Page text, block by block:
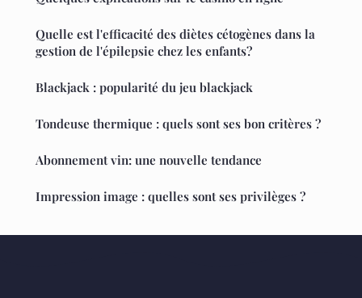
Quelle est l'efficacité des diètes cétogènes dans la
gestion de l'épilepsie chez les enfants?
Blackjack : popularité du jeu blackjack
Tondeuse thermique : quels sont ses bon critères ?
Abonnement vin: une nouvelle tendance
Impression image : quelles sont ses privilèges ?